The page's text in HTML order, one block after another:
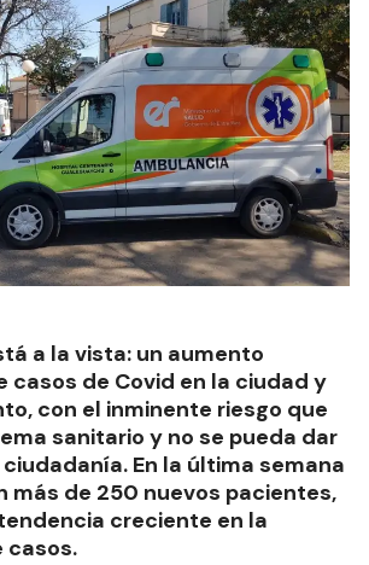
a la vista: un aumento
casos de Covid en la ciudad y
con el inminente riesgo que
sanitario y no se pueda dar
En la última semana
más de 250 nuevos pacientes,
creciente en la
casos.